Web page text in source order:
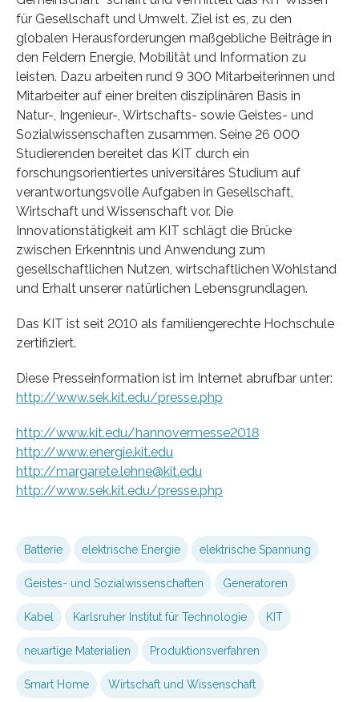
für Gesellschaft und Umwelt. Ziel ist es, zu den
globalen Herausforderungen maßgebliche Beiträge in
den Feldern Energie, Mobilität und Information zu
leisten. Dazu arbeiten rund 9 300 Mitarbeiterinnen und
Mitarbeiter auf einer breiten disziplinären Basis in
Natur-, Ingenieur-, Wirtschafts- sowie Geistes- und
Sozialwissenschaften zusammen. Seine 26 000
Studierenden bereitet das KIT durch ein
forschungsorientiertes universitäres Studium auf
verantwortungsvolle Aufgaben in Gesellschaft,
Wirtschaft und Wissenschaft vor. Die
Innovationstätigkeit am KIT schlägt die Brücke
zwischen Erkenntnis und Anwendung zum
gesellschaftlichen Nutzen, wirtschaftlichen Wohlstand
und Erhalt unserer natürlichen Lebensgrundlagen.
Das KIT ist seit 2010 als familiengerechte Hochschule
zertifiziert.
Diese Presseinformation ist im Internet abrufbar unter:
http://www.sek.kit.edu/presse.php
http://www.kit.edu/hannovermesse2018
http://www.energie.kit.edu
http://margarete.lehne@kit.edu
http://www.sek.kit.edu/presse.php
Batterie elektrische Energie elektrische Spannung
Geistes- und Sozialwissenschaften Generatoren
Kabel Karlsruher Institut für Technologie KIT
neuartige Materialien Produktionsverfahren
Smart Home Wirtschaft und Wissenschaft